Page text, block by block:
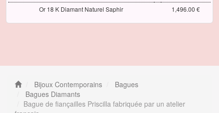
Or 18 K Diamant Naturel Saphir
1,496.00 €
Bijoux Contemporains
Bagues
Bagues Diamants
Bague de fiançailles Priscilla fabriquée par un atelier